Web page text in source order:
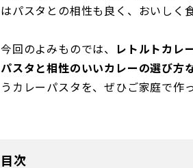
はパスタとの相性も良く、おいしく
今回のよみものでは、 レトルトカレ
パスタと相性のいいカレーの選び方
うカレーパスタを、ぜひご家庭で作
目次